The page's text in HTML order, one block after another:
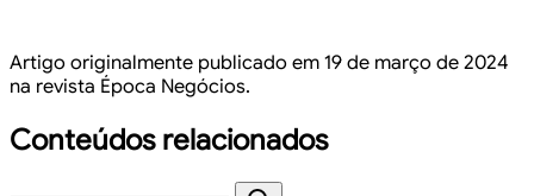
Artigo originalmente publicado em 19 de março de 2024
na revista Época Negócios.
Conteúdos relacionados